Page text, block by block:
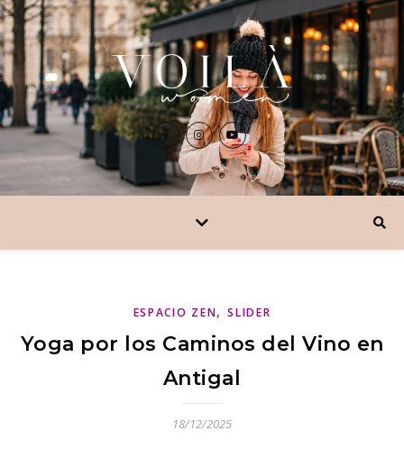
ESPACIO ZEN,SLIDER
Yoga por los Caminos del Vino en
Antigal
18/12/2025